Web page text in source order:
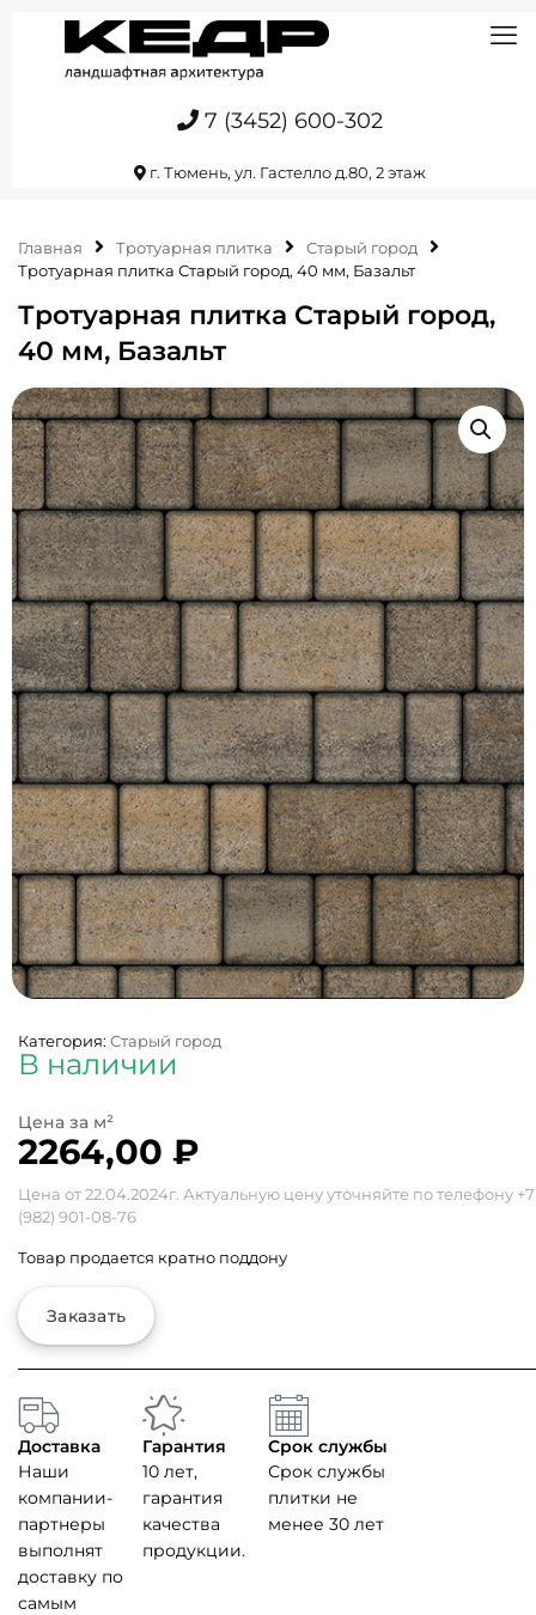
7 (3452) 600-302
г. Тюмень, ул. Гастелло д.80, 2 этаж
Главная Тротуарная плитка
Старый город
Тротуарная плитка Старый город, 40 мм, Базальт
Тротуарная плитка Старый город,
40 мм, Базальт
Категория: Старый город
В наличии
2264,00 ₽
Цена от 22.04.2024г. Актуальную цену уточняйте по телефону +7
(982) 901-08-76
Товар продается кратно поддону
Заказать
Доставка
Наши
компании-
партнеры
выполнят
доставку по
самым
Гарантия
10 лет,
гарантия
качества
продукции.
Срок службы
Срок службы
плитки не
менее 30 лет